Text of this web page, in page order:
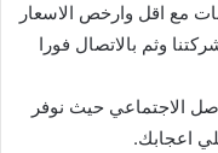
مع اقل وارخص الاسعار
وثم بالاتصال فورا
الاجتماعي حيث نوفر
اعجابك.